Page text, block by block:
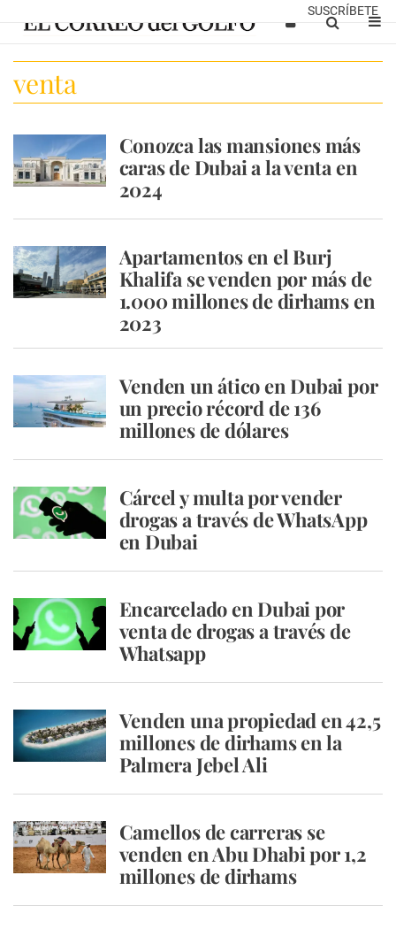
SUSCRÍBETE
venta
Conozca las mansiones más
caras de Dubai a la venta en
2024
Apartamentos en el Burj
Khalifa se venden por más de
1.000 millones de dirhams en
2023
Venden un ático en Dubai por
un precio récord de 136
millones de dólares
Cárcel y multa por vender
drogas a través de WhatsApp
en Dubai
Encarcelado en Dubai por
venta de drogas a través de
Whatsapp
Venden una propiedad en 42,5
millones de dirhams en la
Palmera Jebel Ali
Camellos de carreras se
venden en Abu Dhabi por 1,2
millones de dirhams